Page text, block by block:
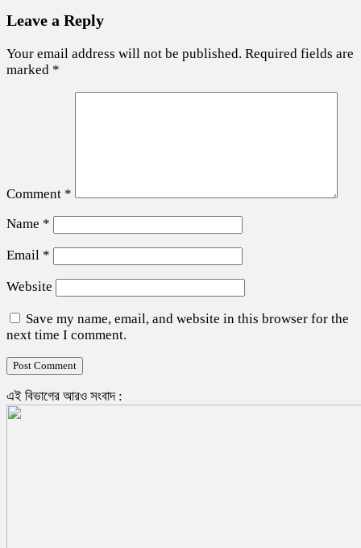
Leave a Reply
Your email address will not be published. Required fields are
marked *
Comment *
Name *
Email *
Website
Save my name, email, and website in this browser for the
next time I comment.
এই বিভাগের আরও সংবাদ :